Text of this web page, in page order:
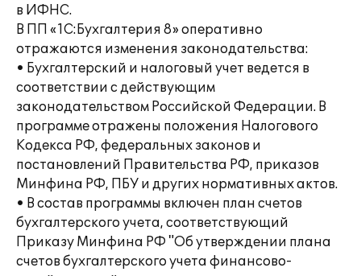
в ИФНС.
В ПП «1С:Бухгалтерия 8» оперативно
отражаются изменения законодательства:
• Бухгалтерский и налоговый учет ведется в
соответствии с действующим
законодательством Российской Федерации. В
программе отражены положения Налогового
Кодекса РФ, федеральных законов и
постановлений Правительства РФ, приказов
Минфина РФ, ПБУ и других нормативных актов.
• В состав программы включен план счетов
бухгалтерского учета, соответствующий
Приказу Минфина РФ "Об утверждении плана
счетов бухгалтерского учета финансово-